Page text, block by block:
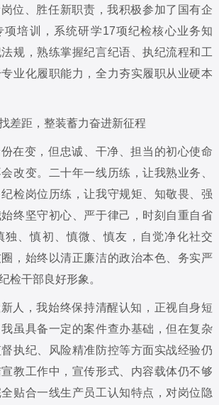
位、胜任新职责，我积极参加了国有企
项培训，系统研学17项纪检核心业务知
规，熟练掌握纪言纪语、执纪流程和工
业化履职能力，全力夯实履职从业硬本
差距，整装蓄力奋进新征程
在变，但忠诚、干净、担当的初心使命
改变。二十年一线历练，让我熟业务、
检岗位历练，让我守规矩、知敬畏、强
终坚守初心、严于律己，时刻自重自省
独、慎初、慎微、慎友，自觉净化社交
，始终以清正廉洁的政治本色、务实严
检干部良好形象。
人，我始终保持清醒认知，正视自身短
虽具备一定的案件查办基础，但在复杂
执纪、风险精准防控等方面实战经验仍
教工作中，宣传形式、内容载体仍不够
贴合一线生产员工认知特点，对岗位隐